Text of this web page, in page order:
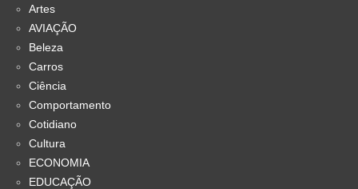
Artes
AVIAÇÃO
Beleza
Carros
Ciência
Comportamento
Cotidiano
Cultura
ECONOMIA
EDUCAÇÃO